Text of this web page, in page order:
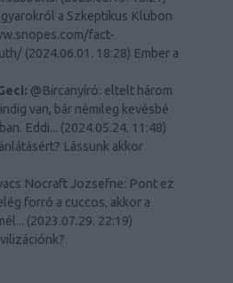
a Szkeptikus Klubon
fact-
(2024.06.01. 18:28) Ember a
@Bircanyíró: eltelt három
van, bár némileg kevésbé
Eddi... (2024.05.24. 11:48)
Lássunk akkor
Nocraft Jozsefne: Pont ez
forró a cuccos, akkor a
(2023.07.29. 22:19)